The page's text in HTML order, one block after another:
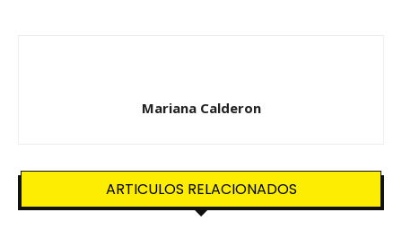
Mariana Calderon
ARTICULOS RELACIONADOS